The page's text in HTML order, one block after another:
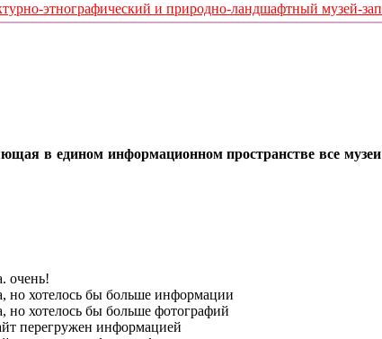
этнографический и природно-ландшафтный музей-
в едином информационном пространстве все
очень!
но хотелось бы больше информации
но хотелось бы больше фотографий
перегружен информацией